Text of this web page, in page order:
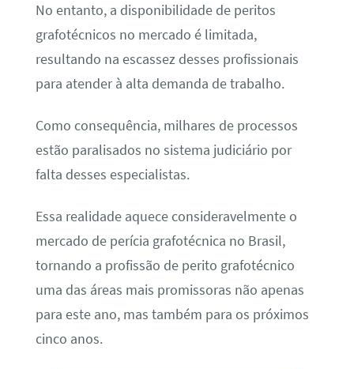
No entanto, a disponibilidade de peritos
grafotécnicos no mercado é limitada,
resultando na escassez desses profissionais
para atender à alta demanda de trabalho.
Como consequência, milhares de processos
estão paralisados no sistema judiciário por
falta desses especialistas.
Essa realidade aquece consideravelmente o
mercado de perícia grafotécnica no Brasil,
tornando a profissão de perito grafotécnico
uma das áreas mais promissoras não apenas
para este ano, mas também para os próximos
cinco anos.